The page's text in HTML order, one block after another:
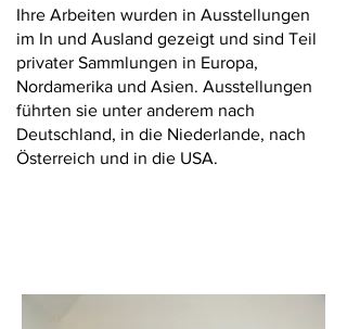
Ihre Arbeiten wurden in Ausstellungen
im In und Ausland gezeigt und sind Teil
privater Sammlungen in Europa,
Nordamerika und Asien. Ausstellungen
führten sie unter anderem nach
Deutschland, in die Niederlande, nach
Österreich und in die USA.